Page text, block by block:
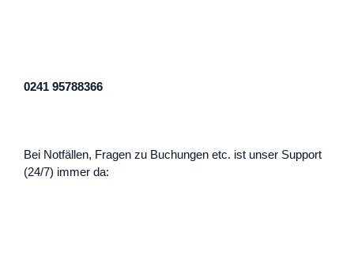
0241 95788366
Bei Notfällen, Fragen zu Buchungen etc. ist unser Support
(24/7) immer da: